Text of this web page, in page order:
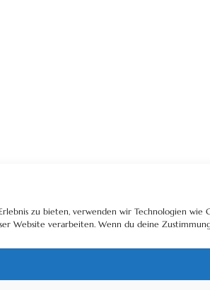
zu bieten, verwenden wir Technologien
Website verarbeiten. Wenn du deine